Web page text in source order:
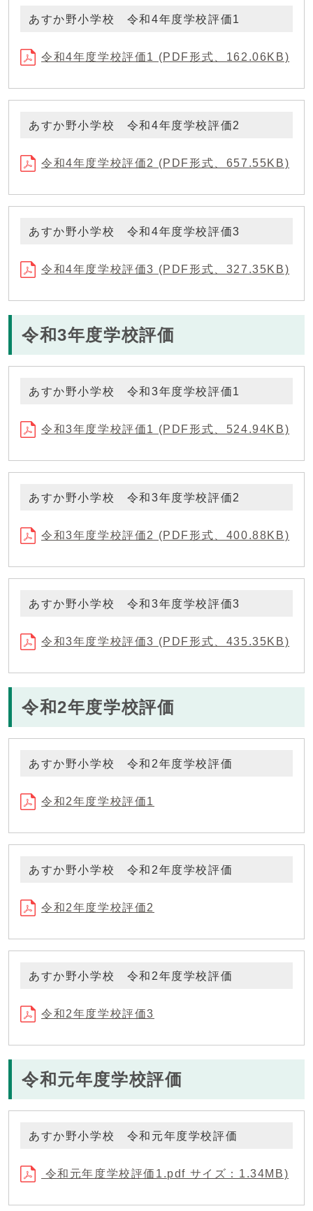
あすか野小学校 令和4年度学校評価1
令和4年度学校評価1 (PDF形式、162.06KB)
あすか野小学校 令和4年度学校評価2
令和4年度学校評価2 (PDF形式、657.55KB)
あすか野小学校 令和4年度学校評価3
令和4年度学校評価3 (PDF形式、327.35KB)
令和3年度学校評価
あすか野小学校 令和3年度学校評価1
令和3年度学校評価1 (PDF形式、524.94KB)
あすか野小学校 令和3年度学校評価2
令和3年度学校評価2 (PDF形式、400.88KB)
あすか野小学校 令和3年度学校評価3
令和3年度学校評価3 (PDF形式、435.35KB)
令和2年度学校評価
あすか野小学校 令和2年度学校評価
令和2年度学校評価1
あすか野小学校 令和2年度学校評価
令和2年度学校評価2
あすか野小学校 令和2年度学校評価
令和2年度学校評価3
令和元年度学校評価
あすか野小学校 令和元年度学校評価
令和元年度学校評価1.pdf サイズ：1.34MB)